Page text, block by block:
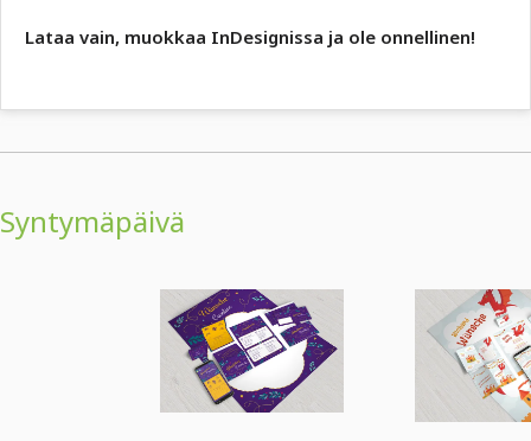
Lataa vain, muokkaa InDesignissa ja ole onnellinen!
Syntymäpäivä